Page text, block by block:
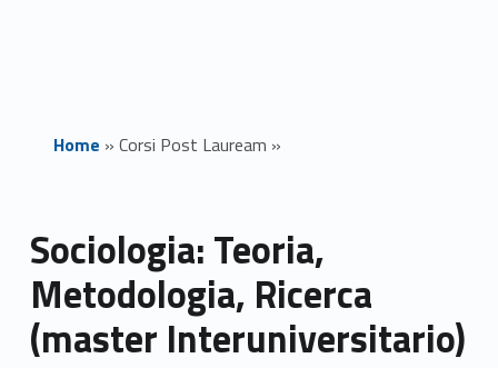
Home » Corsi Post Lauream »
Sociologia: Teoria,
Metodologia, Ricerca
(master Interuniversitario)